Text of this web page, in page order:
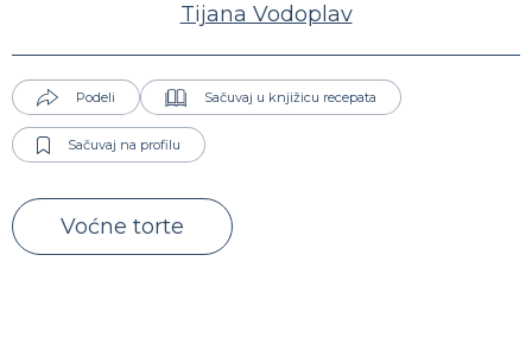
Tijana Vodoplav
Podeli Sačuvaj u knjižicu recepata
Sačuvaj na profilu
Voćne torte